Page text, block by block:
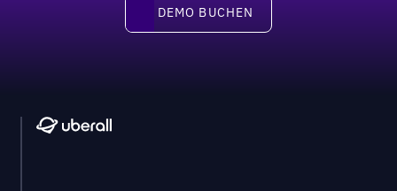
DEMO BUCHEN
DEMO BUCHEN